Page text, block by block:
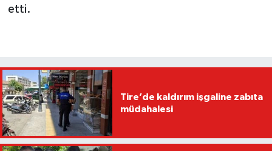
etti.
Tire’de kaldırım işgaline zabıta
müdahalesi